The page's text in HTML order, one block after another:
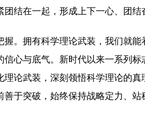
结在一起，形成上下一心、团结
。拥有科学理论武装，我们就
心与底气。新时代以来一系列标
论武装，深刻领悟科学理论的
于突破，始终保持战略定力、